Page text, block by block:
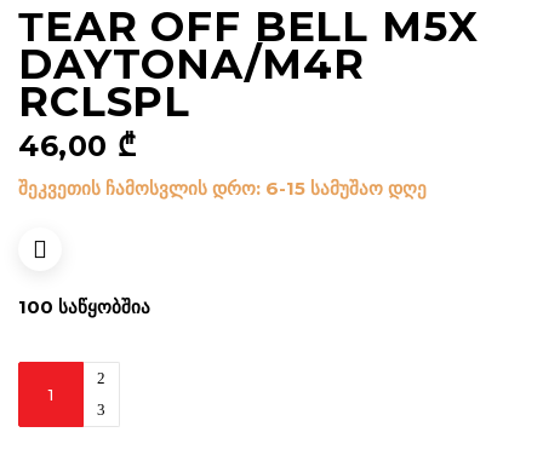
ΤEAR OFF BELL M5X
DAYTONA/M4R
RCLSPL
46,00 ₾
შეკვეთის ჩამოსვლის დრო: 6-15 სამუშაო დღე
100 ᲡᲐᲬᲧᲝᲑᲨᲘᲐ